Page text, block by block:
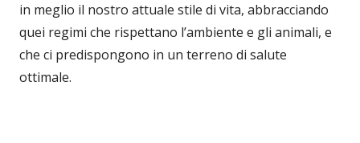
in meglio il nostro attuale stile di vita, abbracciando
quei regimi che rispettano l’ambiente e gli animali, e
che ci predispongono in un terreno di salute
ottimale.